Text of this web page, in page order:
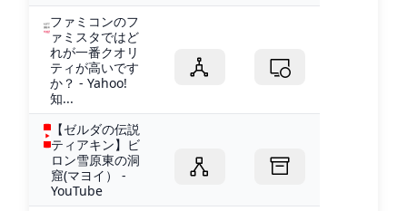
ファミコンのフ
ァミスタではど
れが一番クオリ
ティが高いです
か？ - Yahoo!
知...
【ゼルダの伝説
ティアキン】ビ
ロン雪原東の洞
窟(マヨイ） -
YouTube